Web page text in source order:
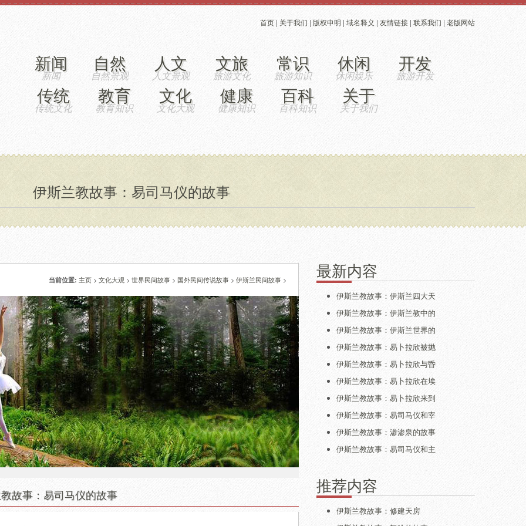
首页 | 关于我们 | 版权申明 | 域名释义 | 友情链接 | 联系我们 | 老版网站
新闻 自然 人文 文旅 常识 休闲
开发
传统
教育 文化 健康 百科 关于
伊斯兰教故事：易司马仪的故事
当前位置: 主页 > 文化大观 > 世界民间故事 > 国外民间传说故事 > 伊斯兰民间故事 >
故事：易司马仪的故事
最新内容
伊斯兰教故事：伊斯兰四大天
伊斯兰教故事：伊斯兰教中的
伊斯兰教故事：伊斯兰世界的
伊斯兰教故事：易卜拉欣被抛
伊斯兰教故事：易卜拉欣与昏
伊斯兰教故事：易卜拉欣在埃
伊斯兰教故事：易卜拉欣来到
伊斯兰教故事：易司马仪和宰
伊斯兰教故事：渗渗泉的故事
伊斯兰教故事：易司马仪和主
推荐内容
伊斯兰教故事：修建天房